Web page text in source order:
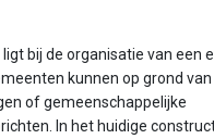
bij de organisatie van een
kunnen op grond van
of gemeenschappelijke
In het huidige